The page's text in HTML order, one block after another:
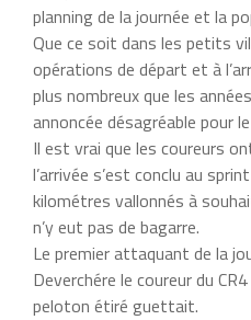
planning de la journée et la
Que ce soit dans les petits
opérations de départ et à
plus nombreux que les
annoncée désagréable pour
Il est vrai que les coureurs
l’arrivée s’est conclu au
kilométres vallonnés à
n’y eut pas de bagarre.
Le premier attaquant de la
Deverchére le coureur du
peloton étiré guettait.